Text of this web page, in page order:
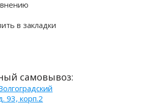
в закладки
самовывоз:
93, корп.2